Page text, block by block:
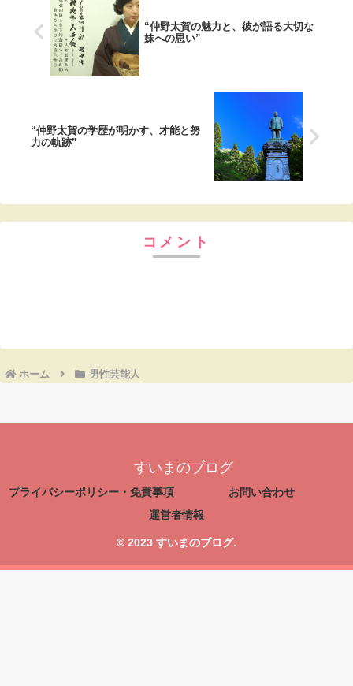
“仲野太賀の魅力と、彼が語る大切な
妹への思い”
“仲野太賀の学歴が明かす、才能と努
力の軌跡”
コメント
ホーム 男性芸能人
すいまのブログ
プライバシーポリシー・免責事項
お問い合わせ
運営者情報
© 2023 すいまのブログ.